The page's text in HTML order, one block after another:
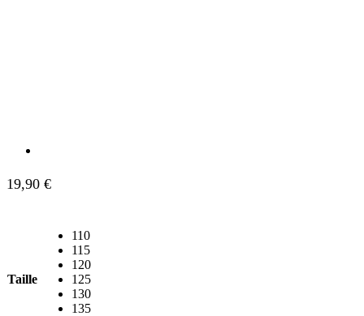
19,90 €
Taille
110
115
120
125
130
135